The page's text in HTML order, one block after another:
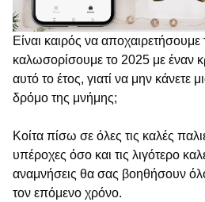
Είναι καιρός να αποχαιρετήσουμε
καλωσορίσουμε το 2025 με έναν
αυτό το έτος, γιατί να μην κάνετε
δρόμο της μνήμης;
Κοίτα πίσω σε όλες τις καλές
υπέροχες όσο και τις λιγότερο
αναμνήσεις θα σας βοηθήσουν
τον επόμενο χρόνο.